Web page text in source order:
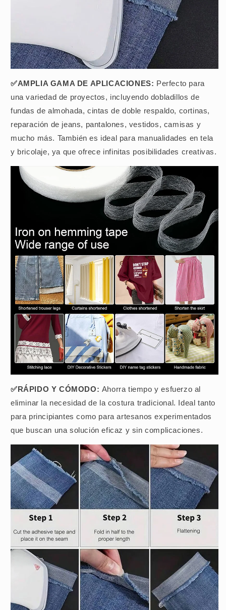
✅AMPLIA GAMA DE APLICACIONES: Perfecto para
una variedad de proyectos, incluyendo dobladillos de
fundas de almohada, cintas de doble respaldo, cortinas,
reparación de jeans, pantalones, vestidos, camisas y
mucho más. También es ideal para manualidades en tela
y bricolaje, ya que ofrece infinitas posibilidades creativas.
✅RÁPIDO Y CÓMODO: Ahorra tiempo y esfuerzo al
eliminar la necesidad de la costura tradicional. Ideal tanto
para principiantes como para artesanos experimentados
que buscan una solución eficaz y sin complicaciones.